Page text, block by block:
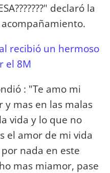
declaró la
recibió un hermoso
el 8M
: "Te amo mi
y mas en las malas
vida y lo que no
el amor de mi vida
nada en este
mas miamor, pase